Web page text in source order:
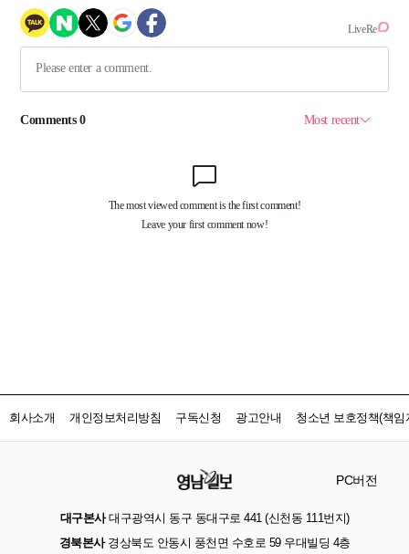
회사소개 개인정보처리방침 구독신청 광고안내 청소년 보호정책(책임
PC버전
대구본사대구광역시 동구 동대구로 441 (신천동 111번지)
경북본사경상북도 안동시 풍천면 수호로 59 우대빌딩 4층